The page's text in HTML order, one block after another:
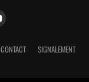
CONTACT SIGNALEMENT